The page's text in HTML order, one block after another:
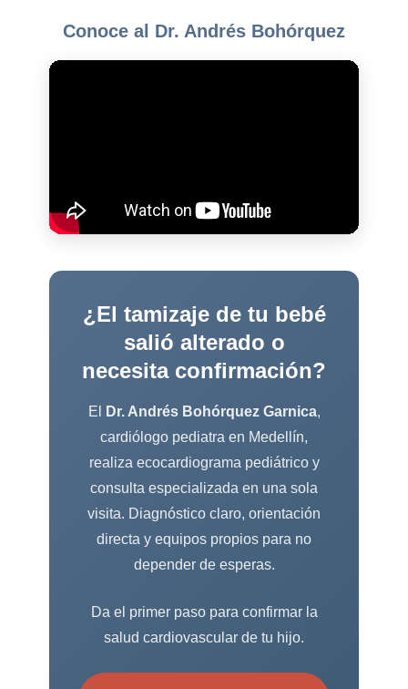
Conoce al Dr. Andrés Bohórquez
¿El tamizaje de tu bebé
salió alterado o
necesita confirmación?
El Dr. Andrés Bohórquez Garnica,
cardiólogo pediatra en Medellín,
realiza ecocardiograma pediátrico y
consulta especializada en una sola
visita. Diagnóstico claro, orientación
directa y equipos propios para no
depender de esperas.
Da el primer paso para confirmar la
salud cardiovascular de tu hijo.